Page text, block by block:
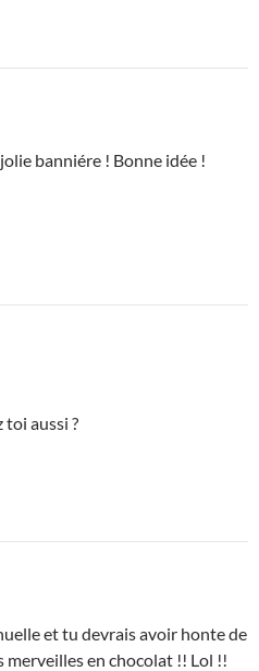
banniére ! Bonne idée !
toi aussi ?
et tu devrais avoir honte de
merveilles en chocolat !! Lol !!